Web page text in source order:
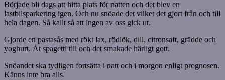
Började bli dags att hitta plats för natten och det blev en
lastbilsparkering igen. Och nu snöade det vilket det gjort från och till
hela dagen. Så kallt så att ingen av oss gick ut.
Gjorde en pastasås med rökt lax, rödlök, dill, citronsaft, grädde och
yoghurt. Åt spagetti till och det smakade härligt gott.
Snöandet ska tydligen fortsätta i natt och i morgon enligt prognosen.
Känns inte bra alls.